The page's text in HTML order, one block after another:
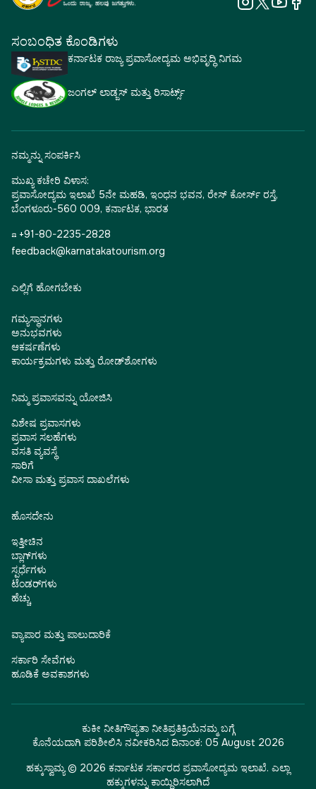
ಸಂಬಂಧಿತ ಕೊಂಡಿಗಳು
ಕರ್ನಾಟಕ ರಾಜ್ಯ ಪ್ರವಾಸೋದ್ಯಮ ಅಭಿವೃದ್ಧಿ ನಿಗಮ
ಜಂಗಲ್ ಲಾಡ್ಜಸ್ ಮತ್ತು ರಿಸಾರ್ಟ್ಸ್
ನಮ್ಮನ್ನು ಸಂಪರ್ಕಿಸಿ
ಮುಖ್ಯ ಕಚೇರಿ ವಿಳಾಸ:
ಪ್ರವಾಸೋದ್ಯಮ ಇಲಾಖೆ 5ನೇ ಮಹಡಿ, ಇಂಧನ ಭವನ, ರೇಸ್ ಕೋರ್ಸ್ ರಸ್ತೆ,
ಬೆಂಗಳೂರು-560 009, ಕರ್ನಾಟಕ, ಭಾರತ
☎ +91-80-2235-2828
feedback@karnatakatourism.org
ಎಲ್ಲಿಗೆ ಹೋಗಬೇಕು
ಗಮ್ಯಸ್ಥಾನಗಳು
ಅನುಭವಗಳು
ಆಕರ್ಷಣೆಗಳು
ಕಾರ್ಯಕ್ರಮಗಳು ಮತ್ತು ರೋಡ್‌ಶೋಗಳು
ನಿಮ್ಮ ಪ್ರವಾಸವನ್ನು ಯೋಜಿಸಿ
ವಿಶೇಷ ಪ್ರವಾಸಗಳು
ಪ್ರವಾಸ ಸಲಹೆಗಳು
ವಸತಿ ವ್ಯವಸ್ಥೆ
ಸಾರಿಗೆ
ವೀಸಾ ಮತ್ತು ಪ್ರವಾಸ ದಾಖಲೆಗಳು
ಹೊಸದೇನು
ಇತ್ತೀಚಿನ
ಬ್ಲಾಗ್‌ಗಳು
ಸ್ಪರ್ಧೆಗಳು
ಟೆಂಡರ್‌ಗಳು
ಹೆಚ್ಚು
ವ್ಯಾಪಾರ ಮತ್ತು ಪಾಲುದಾರಿಕೆ
ಸರ್ಕಾರಿ ಸೇವೆಗಳು
ಹೂಡಿಕೆ ಅವಕಾಶಗಳು
ಕುಕೀ ನೀತಿಗೌಪ್ಯತಾ ನೀತಿಪ್ರತಿಕ್ರಿಯೆನಮ್ಮ ಬಗ್ಗೆ
ಕೊನೆಯದಾಗಿ ಪರಿಶೀಲಿಸಿ ನವೀಕರಿಸಿದ ದಿನಾಂಕ: 05 August 2026
ಹಕ್ಕುಸ್ವಾಮ್ಯ © 2026 ಕರ್ನಾಟಕ ಸರ್ಕಾರದ ಪ್ರವಾಸೋದ್ಯಮ ಇಲಾಖೆ. ಎಲ್ಲಾ
ಹಕ್ಕುಗಳನ್ನು ಕಾಯ್ದಿರಿಸಲಾಗಿದೆ